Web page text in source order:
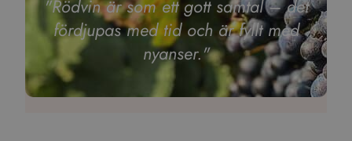
"Rödvin är som ett gott samtal – det
fördjupas med tid och är fyllt med
nyanser."